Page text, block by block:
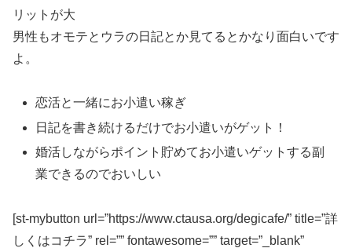
リットが大
男性もオモテとウラの日記とか見てるとかなり面白いです
よ。
恋活と一緒にお小遣い稼ぎ
日記を書き続けるだけでお小遣いがゲット！
婚活しながらポイント貯めてお小遣いゲットする副
業できるのでおいしい
[st-mybutton url=”https://www.ctausa.org/degicafe/” title=”詳
しくはコチラ” rel=”” fontawesome=”” target=”_blank”